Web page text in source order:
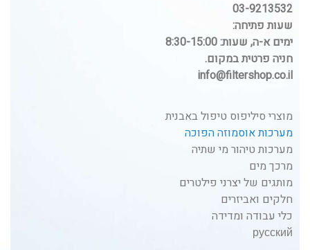
03-9213532
שעות פתיחה:
ימים א-ה, שעות: 8:30-15:00
חניה פרטית במקום.
info@filtershop.co.il
מוצרי סיליפוס טיפול באבנית
מערכות אוסמוזה הפוכה
מערכות טיהור מי שתיה
מרכך מים
מותגים של יצרני פילטרים
חלקים ואביזרים
כלי עבודה ומדידה
русский